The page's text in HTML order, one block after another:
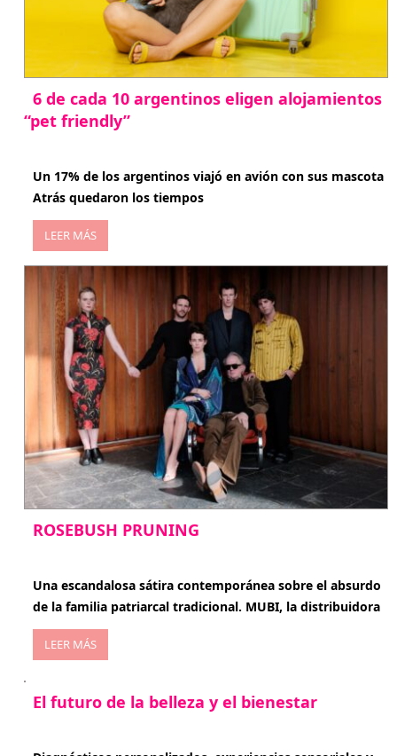
6 de cada 10 argentinos eligen alojamientos
“pet friendly”
Un 17% de los argentinos viajó en avión con sus mascota
Atrás quedaron los tiempos
LEER MÁS
ROSEBUSH PRUNING
Una escandalosa sátira contemporánea sobre el absurdo
de la familia patriarcal tradicional. MUBI, la distribuidora
LEER MÁS
El futuro de la belleza y el bienestar